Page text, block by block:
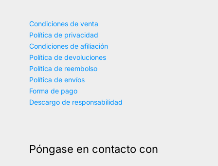
Condiciones de venta
Política de privacidad
Condiciones de afiliación
Política de devoluciones
Política de reembolso
Política de envíos
Forma de pago
Descargo de responsabilidad
Póngase en contacto con